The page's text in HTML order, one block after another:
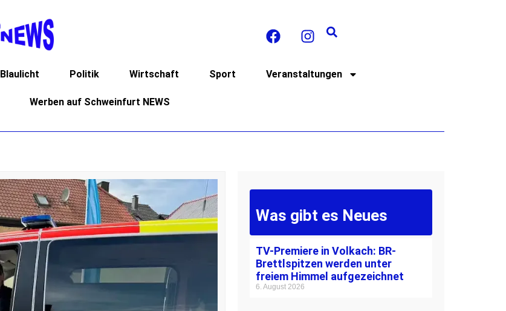
Blaulicht Politik Wirtschaft Sport Veranstaltungen
Werben auf Schweinfurt NEWS
Was gibt es Neues
TV-Premiere in Volkach: BR-
Brettlspitzen werden unter
freiem Himmel aufgezeichnet
6. August 2026